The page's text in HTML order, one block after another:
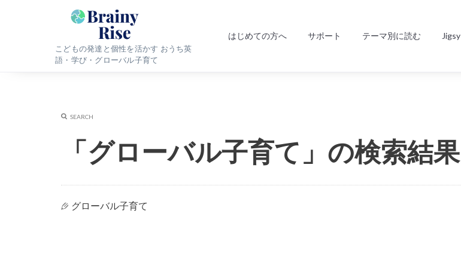
こどもの発達と個性を活かす おうち英
語・学び・グローバル子育て
はじめての方へ サポート テーマ別に読む Jigsy
SEARCH
「グローバル子育て」の検索結果
グローバル子育て